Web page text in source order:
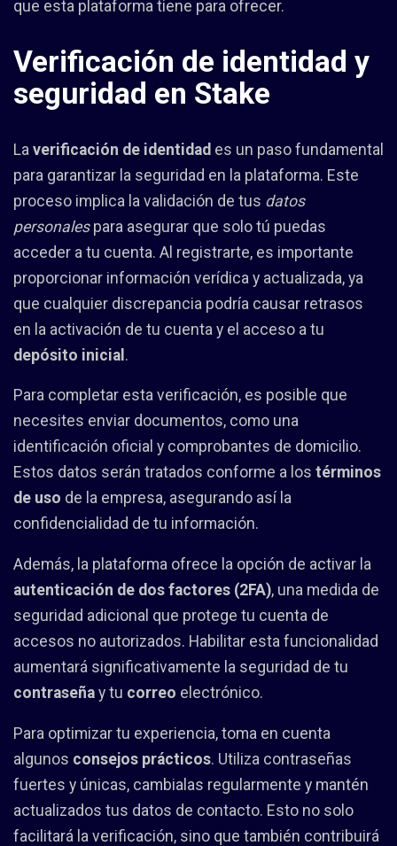
que esta plataforma tiene para ofrecer.
Verificación de identidad y
seguridad en Stake
La verificación de identidad es un paso fundamental
para garantizar la seguridad en la plataforma. Este
proceso implica la validación de tus datos
personalespara asegurar que solo tú puedas
acceder a tu cuenta. Al registrarte, es importante
proporcionar información verídica y actualizada, ya
que cualquier discrepancia podría causar retrasos
en la activación de tu cuenta y el acceso a tu
depósito inicial .
Para completar esta verificación, es posible que
necesites enviar documentos, como una
identificación oficial y comprobantes de domicilio.
Estos datos serán tratados conforme a los términos
de uso de la empresa, asegurando así la
confidencialidad de tu información.
Además, la plataforma ofrece la opción de activar la
autenticación de dos factores (2FA), una medida de
seguridad adicional que protege tu cuenta de
accesos no autorizados. Habilitar esta funcionalidad
aumentará significativamente la seguridad de tu
contraseña y tu correo electrónico.
Para optimizar tu experiencia, toma en cuenta
algunos consejos prácticos. Utiliza contraseñas
fuertes y únicas, cambialas regularmente y mantén
actualizados tus datos de contacto. Esto no solo
facilitará la verificación, sino que también contribuirá